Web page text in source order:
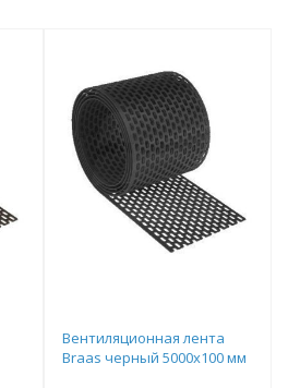
Вентиляционная лента
Braas черный 5000х100 мм